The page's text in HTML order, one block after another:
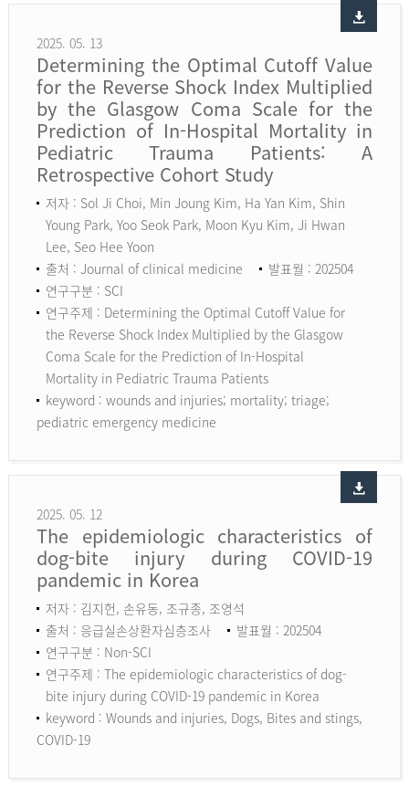
2025. 05. 13
Determining the Optimal Cutoff Value
for the Reverse Shock Index Multiplied
by the Glasgow Coma Scale for the
Prediction of In-Hospital Mortality in
Pediatric Trauma Patients: A
Retrospective Cohort Study
저자 : Sol Ji Choi, Min Joung Kim, Ha Yan Kim, Shin
Young Park, Yoo Seok Park, Moon Kyu Kim, Ji Hwan
Lee, Seo Hee Yoon
출처 : Journal of clinical medicine
발표월 : 202504
연구구분 : SCI
연구주제 : Determining the Optimal Cutoff Value for
the Reverse Shock Index Multiplied by the Glasgow
Coma Scale for the Prediction of In-Hospital
Mortality in Pediatric Trauma Patients
keyword : wounds and injuries; mortality; triage;
pediatric emergency medicine
2025. 05. 12
The epidemiologic characteristics of
dog-bite injury during COVID-19
pandemic in Korea
저자 : 김지헌, 손유동, 조규종, 조영석
출처 : 응급실손상환자심층조사
발표월 : 202504
연구구분 : Non-SCI
연구주제 : The epidemiologic characteristics of dog-
bite injury during COVID-19 pandemic in Korea
keyword : Wounds and injuries, Dogs, Bites and stings,
COVID-19